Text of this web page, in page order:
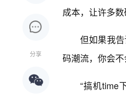
分享
成本，让许多数
但如果我
码潮流，你会
“搞机time